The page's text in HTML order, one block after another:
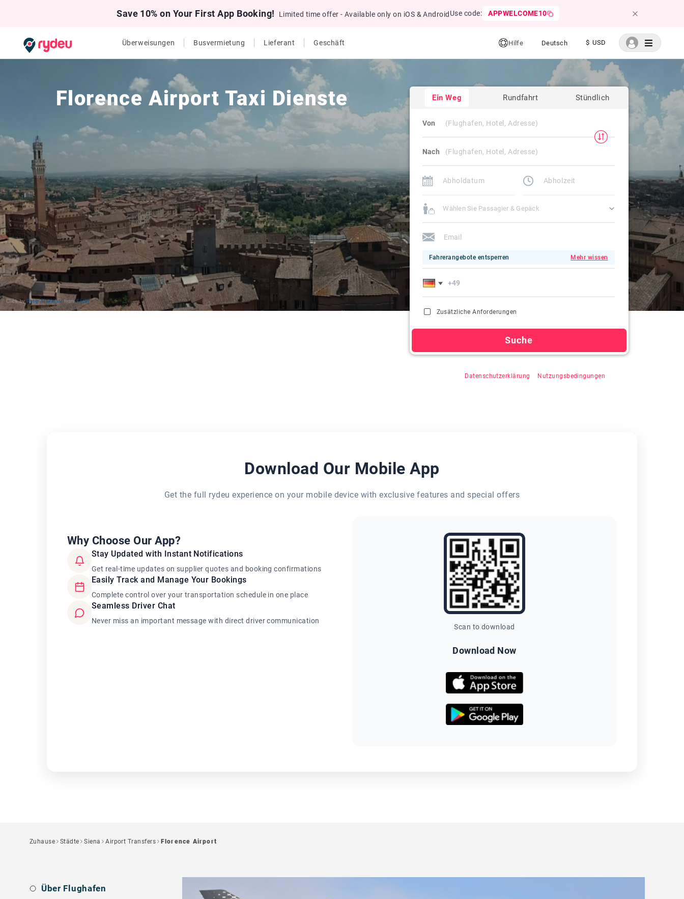
Save 10% on Your First App Booking! Limited time offer - Available only on iOS & Android Use code: APPWELCOME10
Überweisungen Busvermietung Lieferant Geschäft Hilfe Deutsch $ USD
Florence Airport Taxi Dienste Ein Weg Rundfahrt Stündlich
Von
Nach
Wählen Sie Passagier & Gepäck
Fahrerangebote entsperren Mehr wissen
Zusätzliche Anforderungen
Suche
Datenschutzerklärung Nutzungsbedingungen
Click by Peter Makeyev fromFlickr
Download Our Mobile App
Get the full rydeu experience on your mobile device with exclusive features and special offers
Why Choose Our App?
Stay Updated with Instant Notifications
Get real-time updates on supplier quotes and booking confirmations
Easily Track and Manage Your Bookings
Complete control over your transportation schedule in one place
Seamless Driver Chat
Never miss an important message with direct driver communication
Scan to download
Download Now
Zuhause Städte Siena Airport Transfers Florence Airport
Über Flughafen